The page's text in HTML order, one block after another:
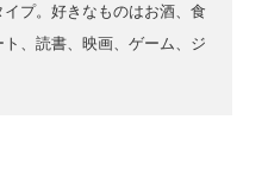
プ。好きなものはお酒、食
、読書、映画、ゲーム、ジ